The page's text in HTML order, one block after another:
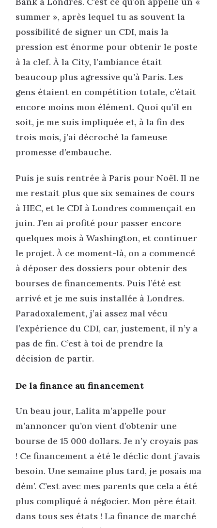
summer », après lequel tu as souvent la
possibilité de signer un CDI, mais la
pression est énorme pour obtenir le poste
à la clef. À la City, l’ambiance était
beaucoup plus agressive qu’à Paris. Les
gens étaient en compétition totale, c’était
encore moins mon élément. Quoi qu’il en
soit, je me suis impliquée et, à la fin des
trois mois, j’ai décroché la fameuse
promesse d’embauche.
Puis je suis rentrée à Paris pour Noël. Il ne
me restait plus que six semaines de cours
à HEC, et le CDI à Londres commençait en
juin. J’en ai profité pour passer encore
quelques mois à Washington, et continuer
le projet. À ce moment-là, on a commencé
à déposer des dossiers pour obtenir des
bourses de financements. Puis l’été est
arrivé et je me suis installée à Londres.
Paradoxalement, j’ai assez mal vécu
l’expérience du CDI, car, justement, il n’y a
pas de fin. C’est à toi de prendre la
décision de partir.
De la finance au financement
Un beau jour, Lalita m’appelle pour
m’annoncer qu’on vient d’obtenir une
bourse de 15 000 dollars. Je n’y croyais pas
! Ce financement a été le déclic dont j’avais
besoin. Une semaine plus tard, je posais ma
dém’. C’est avec mes parents que cela a été
plus compliqué à négocier. Mon père était
dans tous ses états ! La finance de marché